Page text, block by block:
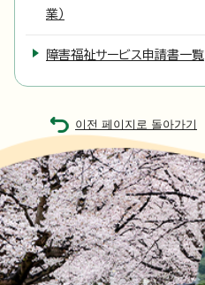
業）
障害福祉サービス申請書一覧
이전 페이지로 돌아가기